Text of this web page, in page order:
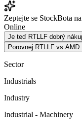
Zeptejte se StockBota
Online
Je teď RTLLF dobrý
Porovnej RTLLF vs AMD
Sector
Industrials
Industry
Industrial - Machinery